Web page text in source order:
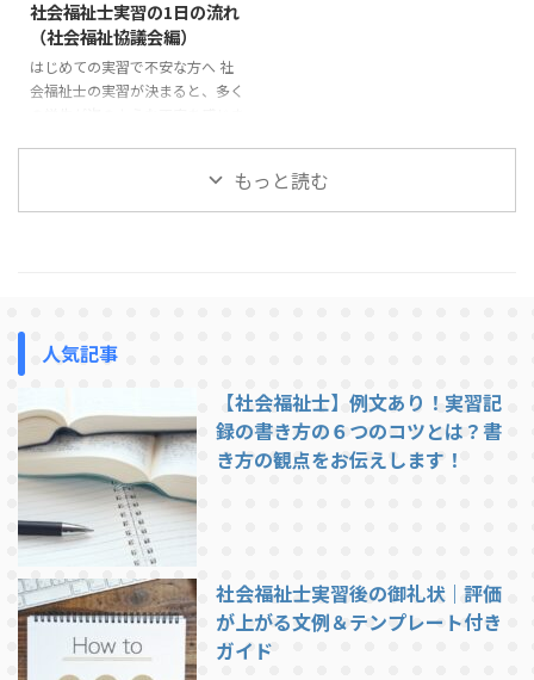
ら指導しています。 この記事で
は、社会福祉士実習で指導を受け
やすい学生の特徴と、実習前に意
識しておきたいポイントを紹介し
社会福祉士実習の1日の流れ
（社会福祉協議会編）
はじめての実習で不安な方へ 社
会福祉士の実習が決まると、多く
の実習は忙しいのだろうか」「実
習生はどこまで関わることができ
から実習に行く方がイメージをつ
会福祉協議会での実習は、基本的
には職員と同じ時間帯で行われま
す。ここでは一例として、典型的
...
もっと読む
人気記事
【社会福祉士】例文あり！実習記
録の書き方の６つのコツとは？書
き方の観点をお伝えします！
社会福祉士実習後の御礼状｜評価
が上がる文例＆テンプレート付き
ガイド